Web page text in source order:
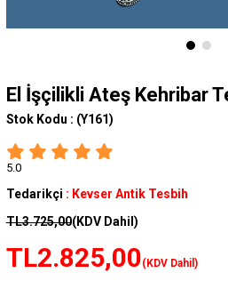
El İşçilikli Ateş Kehribar
Stok Kodu : (Y161)
5.0
Tedarikçi : Kevser Antik Tesbih
TL3.725,00(KDV Dahil)
TL2.825,00(KDV Dahil)